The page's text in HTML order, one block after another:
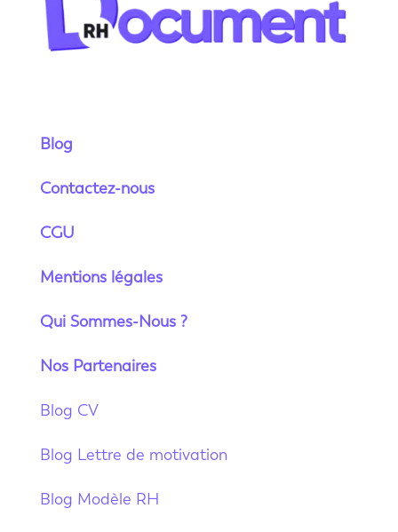
Blog
Contactez-nous
CGU
Mentions légales
Qui Sommes-Nous ?
Nos Partenaires
Blog CV
Blog Lettre de motivation
Blog Modèle RH